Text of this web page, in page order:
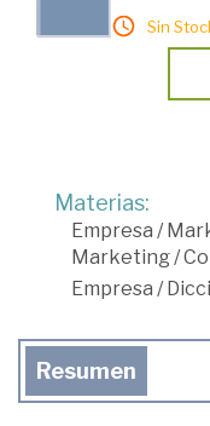
Sin
Materias:
Empresa /
Marketing/
Empresa /
Resumen